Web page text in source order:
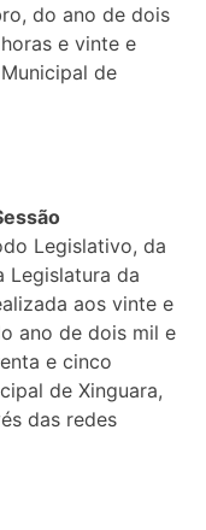
do ano de dois
e vinte e
de
Legislativo, da
Legislatura da
aos vinte e
ano de dois mil e
e cinco
de Xinguara,
das redes